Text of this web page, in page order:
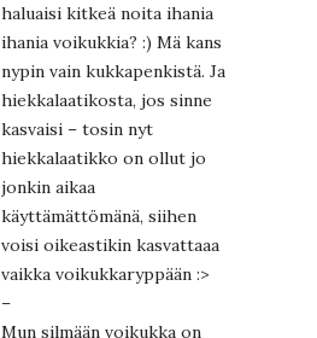
haluaisi kitkeä noita ihania
ihania voikukkia? :) Mä kans
nypin vain kukkapenkistä. Ja
hiekkalaatikosta, jos sinne
kasvaisi – tosin nyt
hiekkalaatikko on ollut jo
jonkin aikaa
käyttämättömänä, siihen
voisi oikeastikin kasvattaaa
vaikka voikukkaryppään :>
–
Mun silmään voikukka on